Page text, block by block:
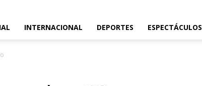
INTERNACIONAL DEPORTES ESPECTÁCULOS